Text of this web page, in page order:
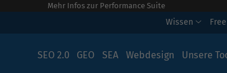
Mehr Infos zur Performance Suite
Wissen
SEO 2.0 GEO SEA Webdesign Unsere